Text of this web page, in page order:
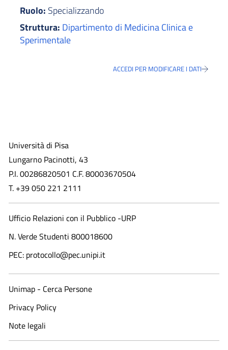
Ruolo: Specializzando
Struttura: Dipartimento di Medicina Clinica e
Sperimentale
ACCEDI PER MODIFICARE I DATI
Università di Pisa
Lungarno Pacinotti, 43
P.I. 00286820501 C.F. 80003670504
T. +39 050 221 2111
Ufficio Relazioni con il Pubblico -URP
N. Verde Studenti 800018600​
PEC: protocollo@pec.unipi.it
Unimap - Cerca Persone
Privacy Policy
Note legali